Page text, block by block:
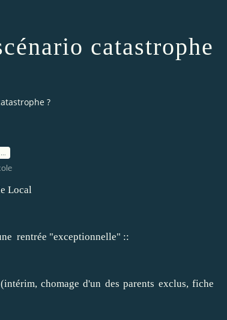
catastrophe
?
Local
rentrée "exceptionnelle" ::
(intérim, chomage d'un des parents exclus, fiche